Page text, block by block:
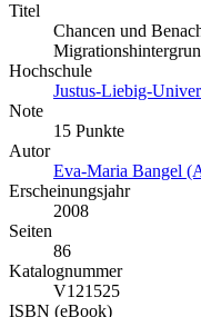
Titel
Chancen und
Hochschule
Justus-Liebig-
Note
15 Punkte
Autor
Eva-Maria Bangel
Erscheinungsjahr
2008
Seiten
86
Katalognummer
V121525
ISBN (eBook)